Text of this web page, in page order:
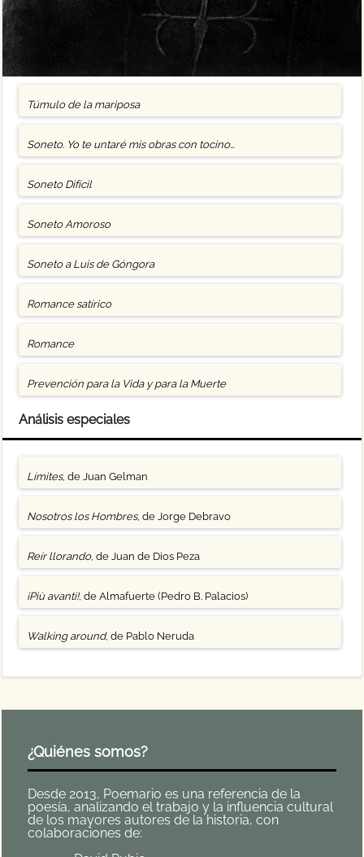
Túmulo de la mariposa
Soneto. Yo te untaré mis obras con tocino…
Soneto Difícil
Soneto Amoroso
Soneto a Luis de Góngora
Romance satírico
Romance
Prevención para la Vida y para la Muerte
Análisis especiales
Límites, de Juan Gelman
Nosotros los Hombres, de Jorge Debravo
Reír llorando, de Juan de Dios Peza
¡Più avanti!, de Almafuerte (Pedro B. Palacios)
Walking around, de Pablo Neruda
¿Quiénes somos?
Desde 2013, Poemario es una referencia de la
poesía, analizando el trabajo y la influencia cultural
de los mayores autores de la historia, con
colaboraciones de: